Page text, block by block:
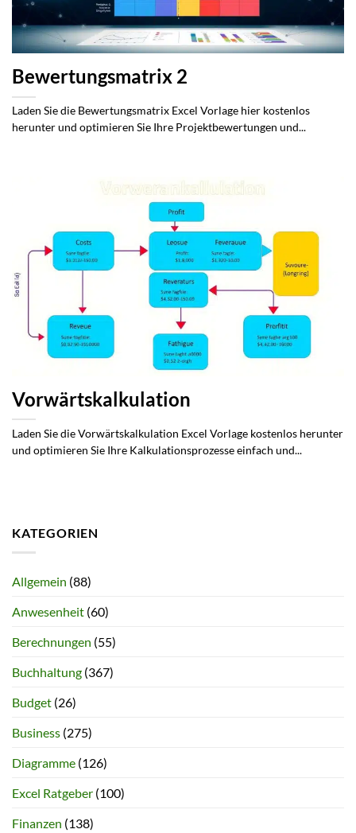
Bewertungsmatrix 2
Laden Sie die Bewertungsmatrix Excel Vorlage hier kostenlos
herunter und optimieren Sie Ihre Projektbewertungen und...
Vorwärtskalkulation
Laden Sie die Vorwärtskalkulation Excel Vorlage kostenlos herunter
und optimieren Sie Ihre Kalkulationsprozesse einfach und...
KATEGORIEN
Allgemein (88)
Anwesenheit (60)
Berechnungen (55)
Buchhaltung (367)
Budget (26)
Business (275)
Diagramme (126)
Excel Ratgeber (100)
Finanzen (138)